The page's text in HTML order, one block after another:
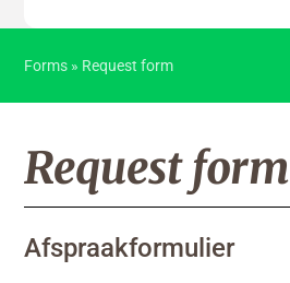
Forms » Request form
Request form
Afspraakformulier